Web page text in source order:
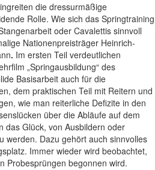
die dressurmäßige
Rolle. Wie sich das Springtraining
oder Cavalettis sinnvoll
Nationenpreisträger Heinrich-
. Im ersten Teil verdeutlichen
„Springausbildung“ des
Basisarbeit auch für die
dem praktischen Teil mit Reitern und
wie man reiterliche Defizite in den
über die Abläufe auf dem
das Glück, von Ausbildern oder
werden. Dazu gehört auch sinnvolles
Immer wieder wird beobachtet,
Probesprüngen begonnen wird.